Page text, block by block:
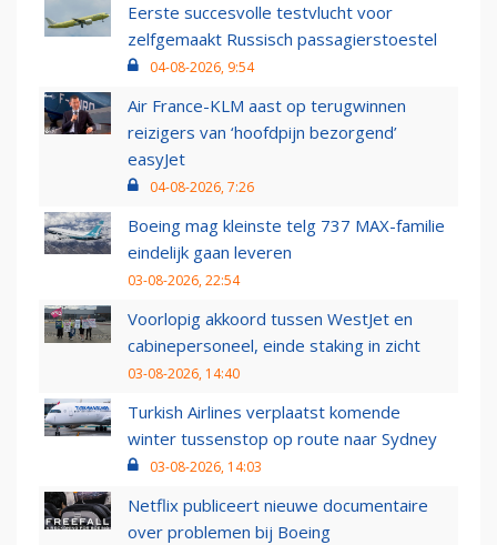
Eerste succesvolle testvlucht voor
zelfgemaakt Russisch passagierstoestel
04-08-2026, 9:54
Air France-KLM aast op terugwinnen
reizigers van ‘hoofdpijn bezorgend’
easyJet
04-08-2026, 7:26
Boeing mag kleinste telg 737 MAX-familie
eindelijk gaan leveren
03-08-2026, 22:54
Voorlopig akkoord tussen WestJet en
cabinepersoneel, einde staking in zicht
03-08-2026, 14:40
Turkish Airlines verplaatst komende
winter tussenstop op route naar Sydney
03-08-2026, 14:03
Netflix publiceert nieuwe documentaire
over problemen bij Boeing